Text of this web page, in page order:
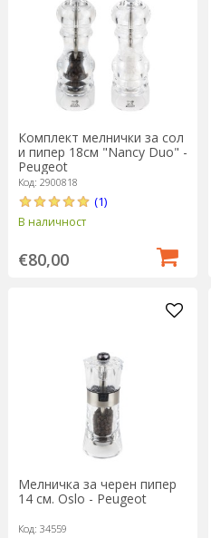
Комплект мелнички за сол
и пипер 18см "Nancy Duo" -
Peugeot
Код: 2900818
(1)
В наличност
€80,00
Мелничка за черен пипер
14 см. Oslo - Peugeot
Код: 34559